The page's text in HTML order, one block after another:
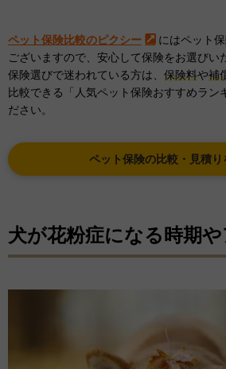
ペット保険比較のピクシー
にはペット
ございますので、安心して保険をお選びい
保険選びで迷われている方は、 保険料や補
比較できる「人気ペット保険おすすめラン
ださい。
ペット保険の比較・見積
犬が花粉症になる時期